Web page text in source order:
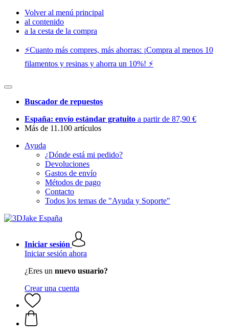
Volver al menú principal
al contenido
a la cesta de la compra
⚡️Cuanto más compres, más ahorras: ¡Compra al menos 10
filamentos y resinas y ahorra un 10%! ⚡️
Buscador de repuestos
España: envío estándar gratuito a partir de 87,90 €
Más de 11.100 artículos
Ayuda
¿Dónde está mi pedido?
Devoluciones
Gastos de envío
Métodos de pago
Contacto
Todos los temas de "Ayuda y Soporte"
Iniciar sesión
Iniciar sesión ahora
¿Eres un nuevo usuario?
Crear una cuenta